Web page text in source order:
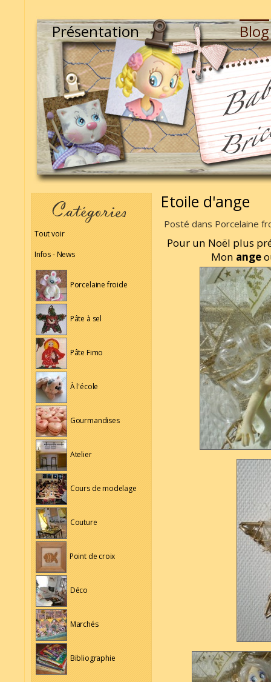
Présentation Blog
Tout voir
Infos - News
Porcelaine froide
Pâte à sel
Pâte Fimo
À l'école
Gourmandises
Atelier
Cours de modelage
Couture
Point de croix
Déco
Marchés
Bibliographie
Etoile d'ange
Posté dans Porcelaine
Pour un Noël plus
Mon ange